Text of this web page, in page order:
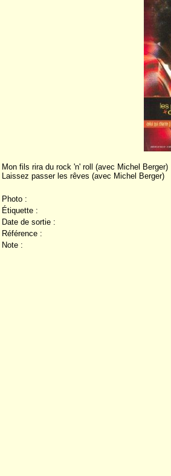
Mon fils rira du rock 'n' roll (avec Michel Berger)
Laissez passer les rêves (avec Michel Berger)
Photo :
Étiquette :
Date de sortie :
Référence :
Note :